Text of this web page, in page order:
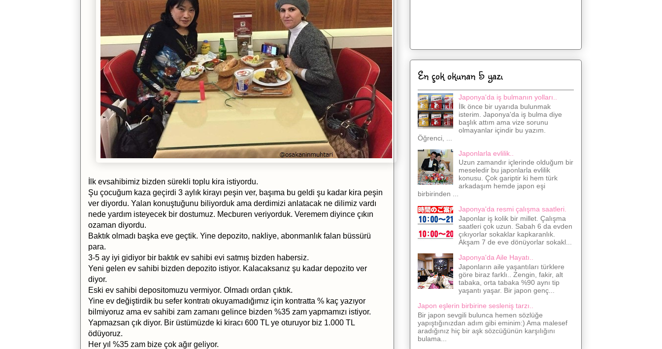
İlk evsahibimiz bizden sürekli toplu kira istiyordu.
Şu çocuğum kaza geçirdi 3 aylık kirayı peşin ver, başıma bu geldi şu kadar kira peşin
ver diyordu. Yalan konuştuğunu biliyorduk ama derdimizi anlatacak ne dilimiz vardı
nede yardım isteyecek bir dostumuz. Mecburen veriyorduk. Veremem diyince çıkın
ozaman diyordu.
Baktık olmadı başka eve geçtik. Yine depozito, nakliye, abonmanlık falan büssürü
para.
3-5 ay iyi gidiyor bir baktık ev sahibi evi satmış bizden habersiz.
Yeni gelen ev sahibi bizden depozito istiyor. Kalacaksanız şu kadar depozito ver
diyor.
Eski ev sahibi depositomuzu vermiyor. Olmadı ordan çıktık.
Yine ev değiştirdik bu sefer kontratı okuyamadığımız için kontratta % kaç yazıyor
bilmiyoruz ama ev sahibi zam zamanı gelince bizden %35 zam yapmamızı istiyor.
Yapmazsan çık diyor. Bir üstümüzde ki kiracı 600 TL ye oturuyor biz 1.000 TL
ödüyoruz.
Her yıl %35 zam bize çok ağır geliyor.
En çok okunan 5 yazı
Japonya'da iş bulmanın yolları..
İlk önce bir uyarıda bulunmak
isterim. Japonya'da iş bulma diye
başlık attım ama vize sorunu
olmayanlar içindir bu yazım.
Öğrenci, ...
Japonlarla evlilik..
Uzun zamandır içlerinde olduğum bir
meseledir bu japonlarla evlilik
konusu. Çok gariptir ki hem türk
arkadaşım hemde japon eşi
birbirinden ...
Japonya'da resmi çalışma saatleri.
Japonlar iş kolik bir millet. Çalışma
saatleri çok uzun. Sabah 6 da evden
çıkıyorlar sokaklar kapkaranlık.
Akşam 7 de eve dönüyorlar sokakl...
Japonya'da Aile Hayatı..
Japonların aile yaşantıları türklere
göre biraz farklı.. Zengin, fakir, alt
tabaka, orta tabaka %90 aynı tip
yaşantı yaşar. Bir japon genç...
Japon eşlerin birbirine sesleniş tarzı..
Bir japon sevgili bulunca hemen sözlüğe
yapıştığınızdan adım gibi eminim:) Ama malesef
aradığınız hiç bir aşk sözcüğünün karşılığını
bulama...